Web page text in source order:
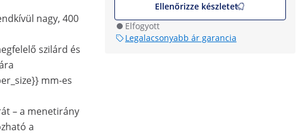
Ellenőrizze készletet
Elfogyott
Legalacsonyabb ár garancia
nagy, 400
szilárd és
mm-es
– a menetirány
a